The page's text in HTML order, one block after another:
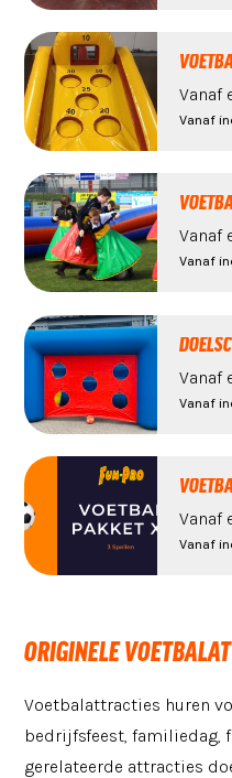
Vanaf
Vanaf
Vanaf
Vanaf
Vanaf
Vanaf
Vanaf
Vanaf
ORIGINELE
Voetbalattracties huren
bedrijfsfeest, familiedag,
gerelateerde attracties